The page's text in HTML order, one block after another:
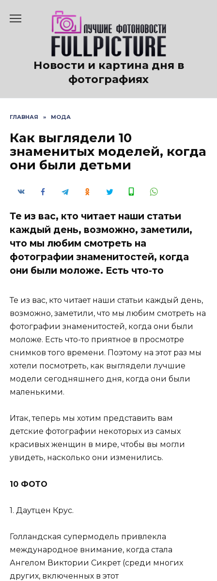
содержанию
Новости и картина дня в
фотографиях
ГЛАВНАЯ » МОДА
Как выглядели 10
знаменитых моделей, когда
они были детьми
Те из вас, кто читает наши статьи
каждый день, возможно, заметили,
что мы любим смотреть на
фотографии знаменитостей, когда
они были моложе. Есть что-то
Те из вас, кто читает наши статьи каждый день,
возможно, заметили, что мы любим смотреть на
фотографии знаменитостей, когда они были
моложе. Есть что-то приятное в просмотре
снимков того времени. Поэтому на этот раз мы
хотели посмотреть, как выглядели лучшие
модели сегодняшнего дня, когда они были
маленькими.
Итак, теперь мы хотим представить вам
детские фотографии некоторых из самых
красивых женщин в мире, чтобы вы могли
увидеть, насколько они изменились.
10 ФОТО
1. Даутцен Крус.
Голландская супермодель привлекла
международное внимание, когда стала
Ангелом Виктории Сикрет (среди многих
других, включенных в этот